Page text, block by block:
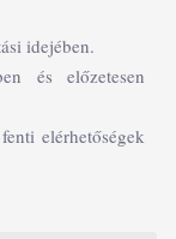
idejében.
és előzetesen
elérhetőségek